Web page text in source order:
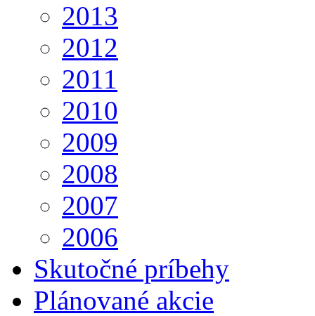
2013
2012
2011
2010
2009
2008
2007
2006
Skutočné príbehy
Plánované akcie